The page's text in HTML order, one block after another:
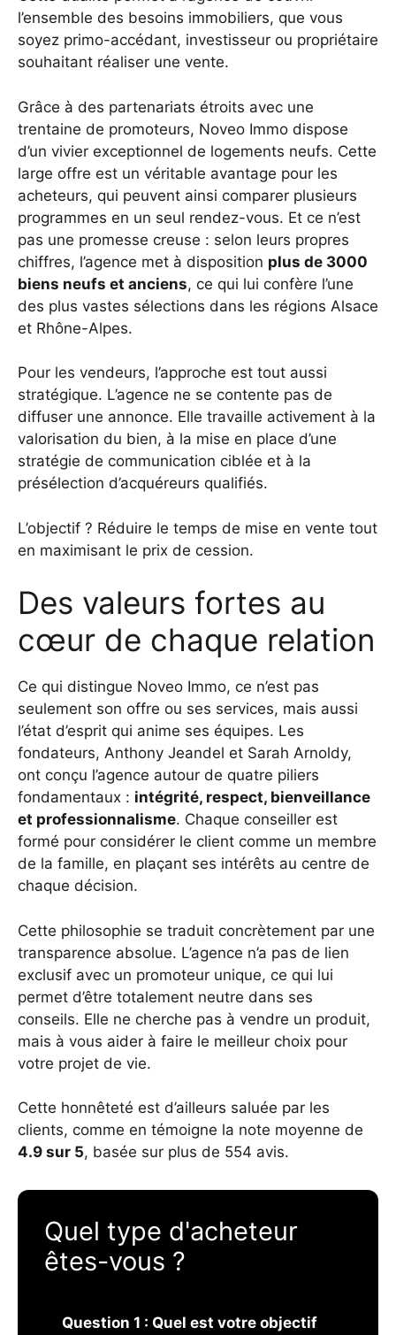
l’ensemble des besoins immobiliers, que vous
soyez primo-accédant, investisseur ou propriétaire
souhaitant réaliser une vente.
Grâce à des partenariats étroits avec une
trentaine de promoteurs, Noveo Immo dispose
d’un vivier exceptionnel de logements neufs. Cette
large offre est un véritable avantage pour les
acheteurs, qui peuvent ainsi comparer plusieurs
programmes en un seul rendez-vous. Et ce n’est
pas une promesse creuse : selon leurs propres
chiffres, l’agence met à disposition plus de 3000
biens neufs et anciens, ce qui lui confère l’une
des plus vastes sélections dans les régions Alsace
et Rhône-Alpes.
Pour les vendeurs, l’approche est tout aussi
stratégique. L’agence ne se contente pas de
diffuser une annonce. Elle travaille activement à la
valorisation du bien, à la mise en place d’une
stratégie de communication ciblée et à la
présélection d’acquéreurs qualifiés.
L’objectif ? Réduire le temps de mise en vente tout
en maximisant le prix de cession.
Des valeurs fortes au
cœur de chaque relation
Ce qui distingue Noveo Immo, ce n’est pas
seulement son offre ou ses services, mais aussi
l’état d’esprit qui anime ses équipes. Les
fondateurs, Anthony Jeandel et Sarah Arnoldy,
ont conçu l’agence autour de quatre piliers
fondamentaux : intégrité, respect, bienveillance
et professionnalisme. Chaque conseiller est
formé pour considérer le client comme un membre
de la famille, en plaçant ses intérêts au centre de
chaque décision.
Cette philosophie se traduit concrètement par une
transparence absolue. L’agence n’a pas de lien
exclusif avec un promoteur unique, ce qui lui
permet d’être totalement neutre dans ses
conseils. Elle ne cherche pas à vendre un produit,
mais à vous aider à faire le meilleur choix pour
votre projet de vie.
Cette honnêteté est d’ailleurs saluée par les
clients, comme en témoigne la note moyenne de
4.9 sur 5, basée sur plus de 554 avis.
Quel type d'acheteur
êtes-vous ?
Question 1 : Quel est votre objectif